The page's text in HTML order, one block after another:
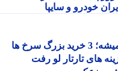
و سایپا
نقل وانتقالات پرسپولیس داغ تر از همیشه؛ 3 خرید بزرگ سرخ ها
تارتار لو رفت